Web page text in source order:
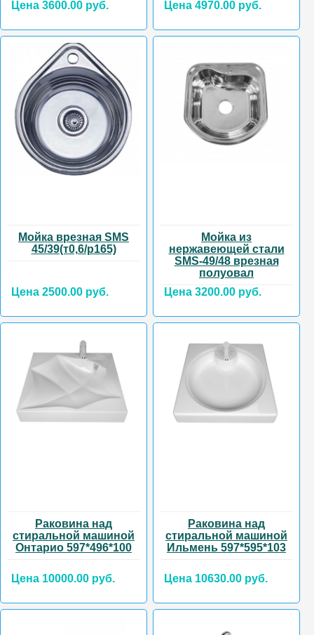
Цена 3600.00 руб. Цена 4970.00 руб.
Мойка врезная SMS
45/39(т0,6/р165)
Цена 2500.00 руб.
Мойка из
нержавеющей стали
SMS-49/48 врезная
полуовал
Цена 3200.00 руб.
Раковина над
стиральной машиной
Онтарио 597*496*100
Цена 10000.00 руб.
Раковина над
стиральной машиной
Ильмень 597*595*103
Цена 10630.00 руб.